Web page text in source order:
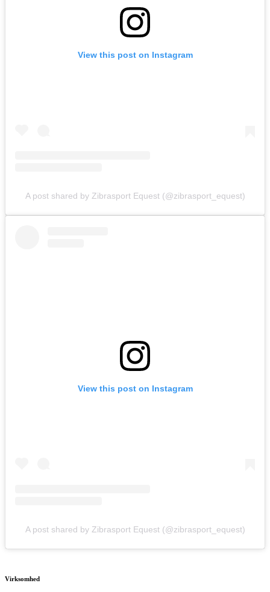
View this post on Instagram
A post shared by Zibrasport Equest (@zibrasport_equest)
View this post on Instagram
A post shared by Zibrasport Equest (@zibrasport_equest)
Virksomhed